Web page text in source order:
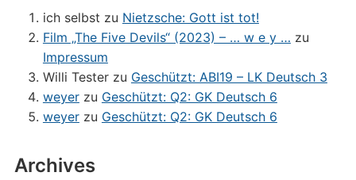
ich selbst zu Nietzsche: Gott ist tot!
Film „The Five Devils“ (2023) – … w e y … zu
Impressum
Willi Testerzu Geschützt: ABI19 – LK Deutsch 3
weyerzu Geschützt: Q2: GK Deutsch 6
weyerzu Geschützt: Q2: GK Deutsch 6
Archives